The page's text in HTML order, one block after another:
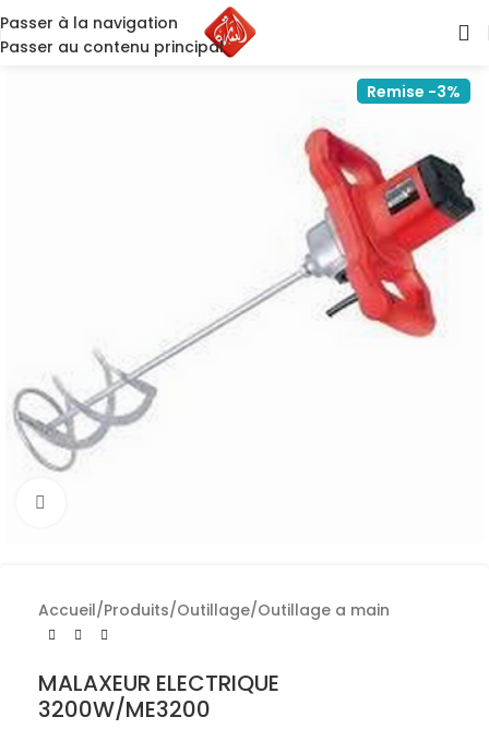
Passer à la navigation
Passer au contenu principal
Remise -3%
Accueil/Produits/Outillage/Outillage a main
MALAXEUR ELECTRIQUE
3200W/ME3200